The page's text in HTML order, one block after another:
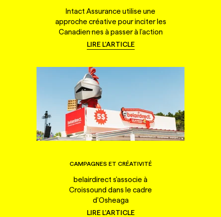
Intact Assurance utilise une
approche créative pour inciter les
Canadien·nes à passer à l'action
LIRE L'ARTICLE
CAMPAGNES ET CRÉATIVITÉ
belairdirect s'associe à
Croissound dans le cadre
d'Osheaga
LIRE L'ARTICLE